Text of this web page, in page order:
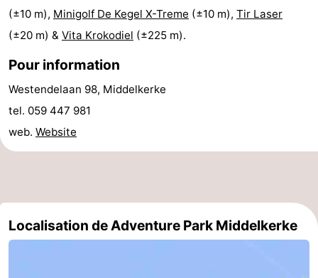
golf
être
villes
Sports
-
Faire
du
-
Randonnée
-
Terrains
de
-
Surfen
-
(±10 m), Minigolf De Kegel X-Treme (±10 m), Tir Laser
(±20 m) & Vita Krokodiel (±225 m).
Pour information
Westendelaan 98, Middelkerke
tel. 059 447 981
web. Website
Localisation de Adventure Park Middelkerke